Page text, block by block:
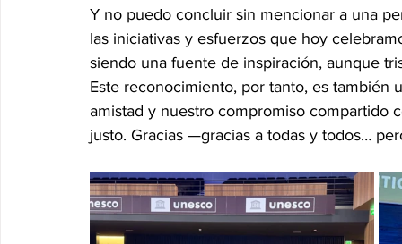
Y no puedo concluir sin mencionar a una
las iniciativas y esfuerzos que hoy
siendo una fuente de inspiración, aunque
Este reconocimiento, por tanto, es
amistad y nuestro compromiso compartido
justo. Gracias —gracias a todas y todos…